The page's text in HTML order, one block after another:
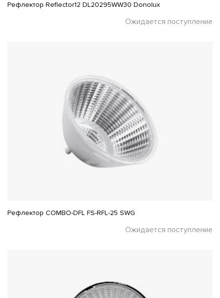
Рефлектор Reflector12 DL20295WW30 Donolux
Ожидается поступление
Рефлектор COMBO-DFL FS-RFL-25 SWG
Ожидается поступление